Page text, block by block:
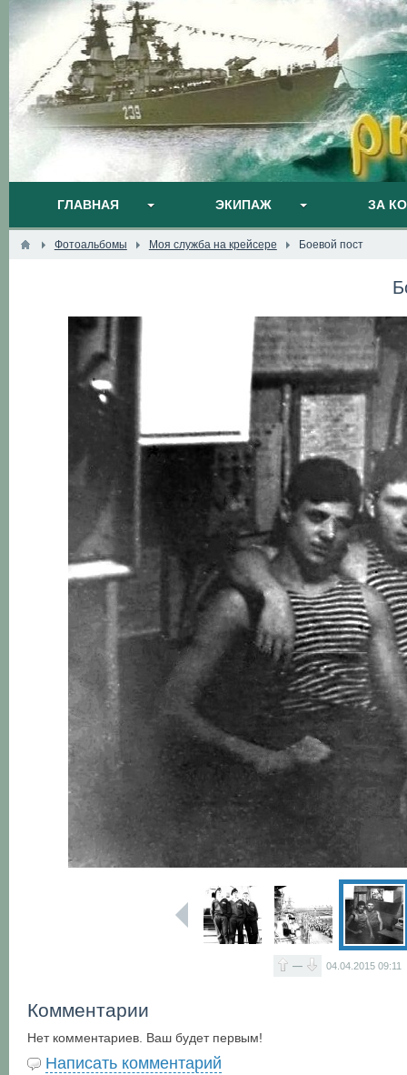
ГЛАВНАЯ ЭКИПАЖ ЗА
Фотоальбомы Моя служба на крейсере Боевой пост
— 04.04.201509:11
Комментарии
Нет комментариев. Ваш будет первым!
Написать комментарий